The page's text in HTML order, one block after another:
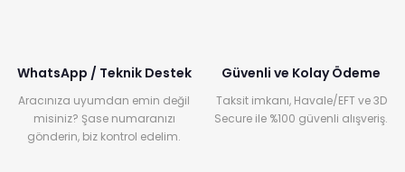
WhatsApp / Teknik Destek
Aracınıza uyumdan emin değil
misiniz? Şase numaranızı
gönderin, biz kontrol edelim.
Güvenli ve Kolay Ödeme
Taksit imkanı, Havale/EFT ve 3D
Secure ile %100 güvenli alışveriş.